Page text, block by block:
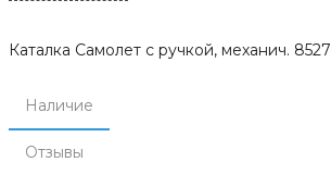
Каталка Самолет с ручкой, механич. 8527
Наличие
Отзывы